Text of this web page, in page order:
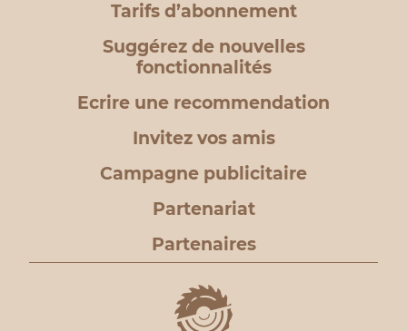
Tarifs d’abonnement
Suggérez de nouvelles
fonctionnalités
Ecrire une recommendation
Invitez vos amis
Campagne publicitaire
Partenariat
Partenaires